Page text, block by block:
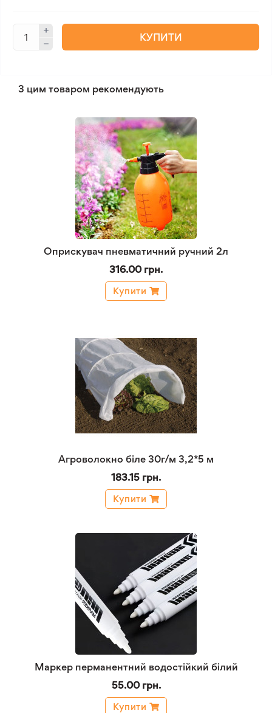
КУПИТИ
З цим товаром рекомендують
Оприскувач пневматичний ручний 2л
316.00 грн.
Купити
Агроволокно біле 30г/м 3,2*5 м
183.15 грн.
Купити
Маркер перманентний водостійкий білий
55.00 грн.
Купити